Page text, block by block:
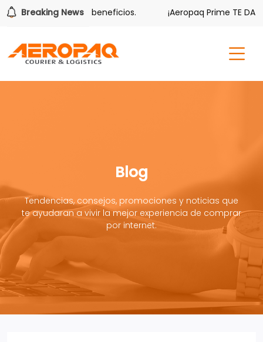
Breaking News
tiene sus beneficios. ¡Aeropaq Prime TE DA MÁS!
Blog
Tendencias, consejos, promociones y noticias que
te ayudaran a vivir la mejor experiencia de comprar
por internet.